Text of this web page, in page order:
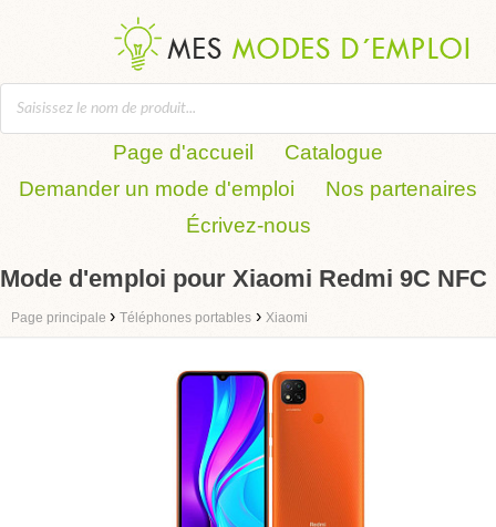
Page d'accueil
Catalogue
Demander un mode d'emploi
Nos partenaires
Écrivez-nous
Mode d'emploi pour Xiaomi Redmi 9C NFC
Page principale › Téléphones portables › Xiaomi